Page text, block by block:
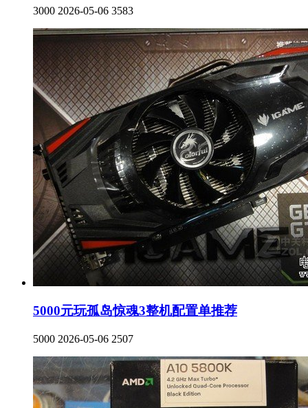
3000 2026-05-06 3583
5000元玩孤岛惊魂3整机配置单推荐
5000 2026-05-06 2507